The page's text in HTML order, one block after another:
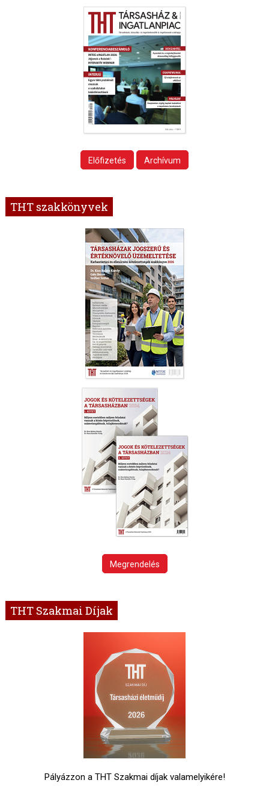
Előfizetés Archívum
THT szakkönyvek
Megrendelés
THT Szakmai Díjak
Pályázzon a THT Szakmai díjak valamelyikére!